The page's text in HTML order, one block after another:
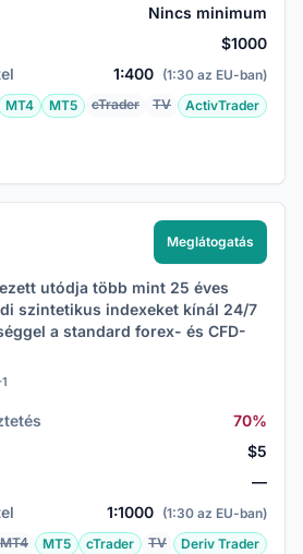
Nincs minimum
$1000
1:400 (1:30 az EU-ban)
MT4 MT5 cTrader TV ActivTrader
Meglátogatás
utódja több mint 25 éves
szintetikus indexeket kínál 24/7
a standard forex- és CFD-
70%
$5
—
1:1000 (1:30 az EU-ban)
MT4 MT5 cTrader TV Deriv Trader